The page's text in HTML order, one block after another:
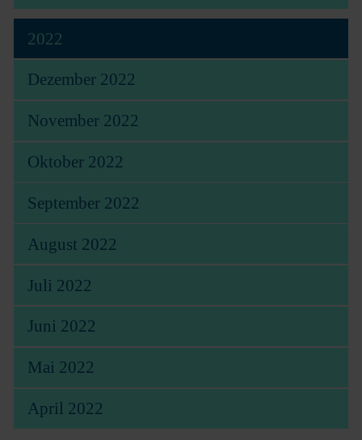
2022
Dezember 2022
November 2022
Oktober 2022
September 2022
August 2022
Juli 2022
Juni 2022
Mai 2022
April 2022